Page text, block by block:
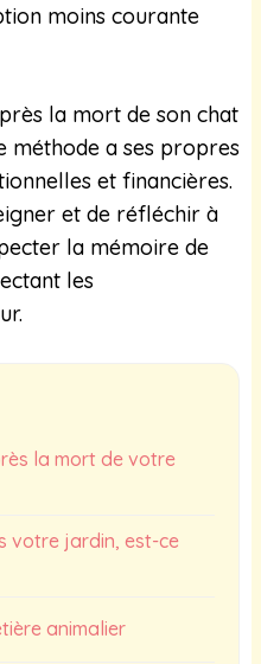
moins courante
la mort de son chat
méthode a ses propres
et financières.
et de réfléchir à
la mémoire de
les
la mort de votre
votre jardin, est-ce
animalier